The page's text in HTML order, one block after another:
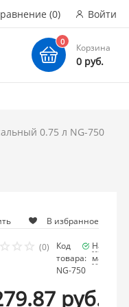
(0) Войти
0
Корзина
0 руб.
0.75 л NG-750
В избранное
(0)
Код
товара:
NG-750
мало
руб.